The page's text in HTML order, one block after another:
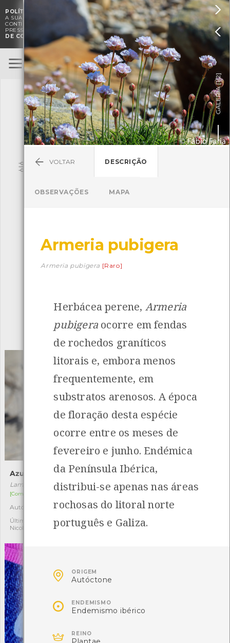
POLÍTICA DE COOKIES
. O CMIA UTILIZA COOKIES PARA MELHORAR
A SUA EXPERIÊNCIA DE NAVEGAÇÃO E PARA FINS ESTATÍSTICOS.A
CONTINUAÇÃO DA UTILIZAÇÃO DESTE WEBSITE E SERVIÇOS
PRESSUPÕE A ACEITAÇÃO DA UTILIZAÇÃO DE COOKIES.POLÍTICA
DE COOKIES

ENTRAR
BioRegisto
TERMOS DE UTILIZAÇÃO
SUBMETER OBSERVAÇÃO
Pesquisa
Descarregar a app BioRegisto
Espécies 4837 Observações
Azulinha
Lampides boeticus
[Comum]
Autóctone
Última observação por:
Nicole Viana
8
Escaravelho-da-batata
Leptinotarsa decemlineata
[Comum]
Exótica
Última observação por:
Nicole Viana


GALERIA [
1/2
]
VOLTAR DESCRIÇÃO
OBSERVAÇÕES MAPA
Armeria pubigera
Armeria pubigera [Raro]
Herbácea perene, Armeria
pubigera ocorre em fendas
de rochedos graníticos
litorais e, embora menos
frequentemente, em
substratos arenosos. A época
de floração desta espécie
ocorre entre os meses de
fevereiro e junho. Endémica
da Península Ibérica,
distribui-se apenas nas áreas
rochosas do litoral norte
português e Galiza.
 ORIGEM
Autóctone
 ENDEMISMO
Endemismo ibérico
 REINO